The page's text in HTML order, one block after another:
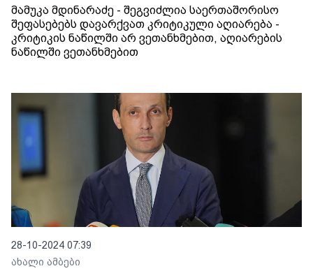
მამუკა მდინარაძე - შეგვიძლია საერთაშორისო
შეფასებებს დავარქვათ კრიტიკული აღიარება -
კრიტიკის ნაწილში არ ვეთანხმებით, აღიარების
ნაწილში ვეთანხმებით
28-10-2024 07:39
ახალი ამბები